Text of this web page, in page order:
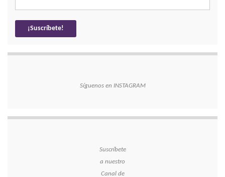
Síguenos en INSTAGRAM
Suscríbete
a nuestro
Canal de